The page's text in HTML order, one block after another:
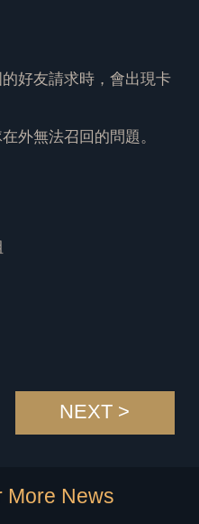
好友請求時，會出現卡
外無法召回的問題。
NEXT >
More News